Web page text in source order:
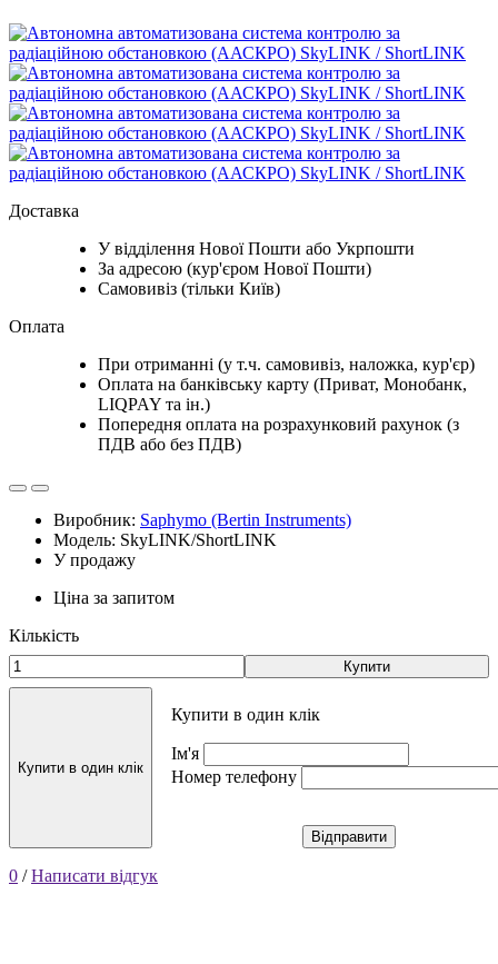
Доставка
У відділення Нової Пошти або Укрпошти
За адресою (кур'єром Нової Пошти)
Самовивіз (тільки Київ)
Оплата
При отриманні (у т.ч. самовивіз, наложка, кур'єр)
Оплата на банківську карту (Приват, Монобанк,
LIQPAY та ін.)
Попередня оплата на розрахунковий рахунок (з
ПДВ або без ПДВ)
Виробник: Saphymo (Bertin Instruments)
Модель: SkyLINK/ShortLINK
У продажу
Ціна за запитом
Кількість
Купити
Купити в один клік
Купити в один клік
Ім'я
Номер телефону
Відправити
0 /Написати відгук